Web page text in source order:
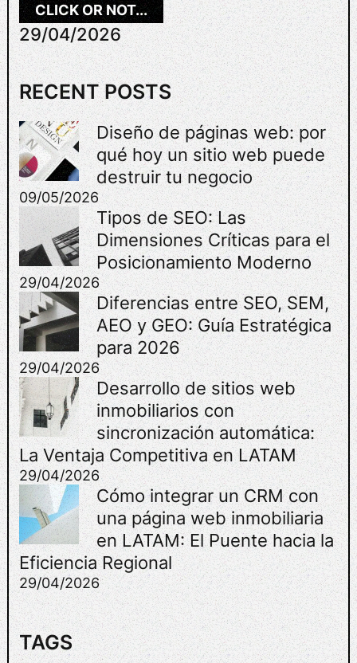
CLICK OR NOT...:
A
U
T
O
M
A
T
I
Z
A
C
I
Ó
N
C
O
N
I
A
:
P
O
R
Q
U
É
A
H
O
R
R
A
R
T
I
29/04/2026
RECENT POSTS
Diseño de páginas web: por
qué hoy un sitio web puede
destruir tu negocio
09/05/2026
Tipos de SEO: Las
Dimensiones Críticas para el
Posicionamiento Moderno
29/04/2026
Diferencias entre SEO, SEM,
AEO y GEO: Guía Estratégica
para 2026
29/04/2026
Desarrollo de sitios web
inmobiliarios con
sincronización automática:
La Ventaja Competitiva en LATAM
29/04/2026
Cómo integrar un CRM con
una página web inmobiliaria
en LATAM: El Puente hacia la
Eficiencia Regional
29/04/2026
TAGS